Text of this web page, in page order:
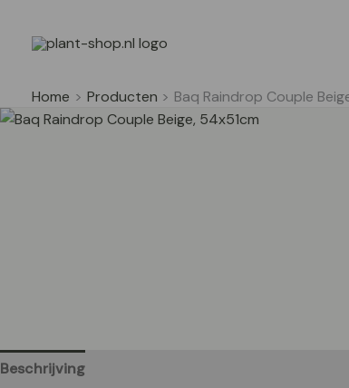
Home Producten
Baq Raindrop Couple
Beschrijving